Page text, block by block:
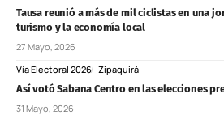
Tausa reunió a más de mil ciclistas en una
turismo y la economía local
27 Mayo, 2026
Vía Electoral 2026 Zipaquirá
Así votó Sabana Centro en las elecciones
31 Mayo, 2026